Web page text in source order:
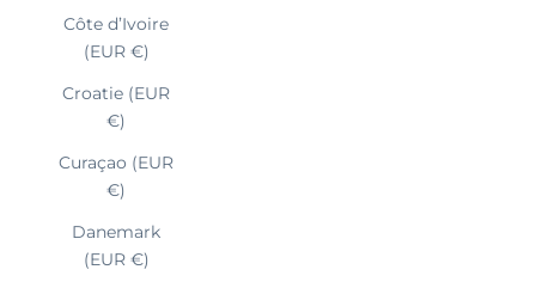
Côte d’Ivoire
(EUR €)
Croatie (EUR
€)
Curaçao (EUR
€)
Danemark
(EUR €)